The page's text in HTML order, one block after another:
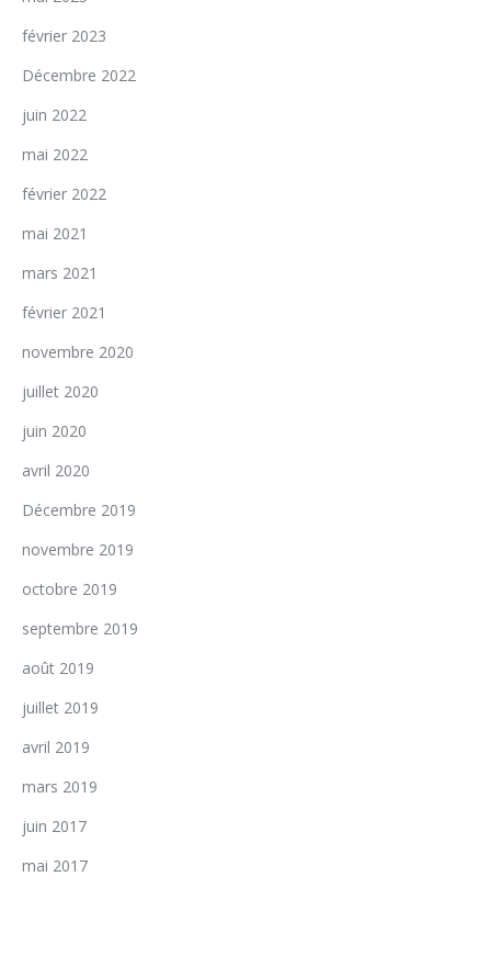
février 2023
Décembre 2022
juin 2022
mai 2022
février 2022
mai 2021
mars 2021
février 2021
novembre 2020
juillet 2020
juin 2020
avril 2020
Décembre 2019
novembre 2019
octobre 2019
septembre 2019
août 2019
juillet 2019
avril 2019
mars 2019
juin 2017
mai 2017